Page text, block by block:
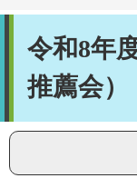
文
令和8年
推薦会）